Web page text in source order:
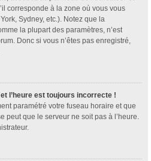
corresponde à la zone où vous vous
Sydney, etc.). Notez que la
la plupart des paramètres, n’est
Donc si vous n’êtes pas enregistré,
l’heure est toujours incorrecte !
paramétré votre fuseau horaire et que
peut que le serveur ne soit pas à l’heure.